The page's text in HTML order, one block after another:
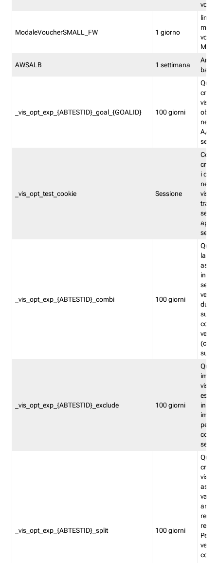
ModaleVoucherSMALL_FW 1 giorno
AWSALB 1 settimana
_vis_opt_exp_{ABTESTID}_goal_{GOALID} 100 giorni
nel
A/B.
_vis_opt_test_cookie Sessione
i
nel
_vis_opt_exp_{ABTESTID}_combi 100 giorni
la
in
_vis_opt_exp_{ABTESTID}_exclude 100 giorni
in
_vis_opt_exp_{ABTESTID}_split 100 giorni